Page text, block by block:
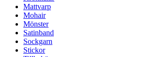
Mattvarp
Mohair
Mönster
Satinband
Sockgarn
Stickor